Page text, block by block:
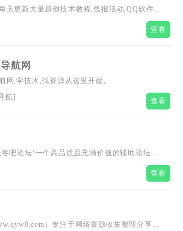
天更新大量原创技术教程,线报活动,QQ软件
刀娱乐网的基佬访问学习,给QQ爱好者们带来
查看
航网
网,学技术,找资源从这里开始。
航] 查看
吧论坛!一个高品质且充满价值的辅助论坛,一
终坚信:游戏辅助论坛排优秀的原则,尽可能实
望的辅助论坛官网。我们不生产辅助工具,只是
,例如各类学习教程,实用工具,逆向软件,我们
想说先客吧论坛真的是一个非常受人们喜爱和
查看
）专注于网络资源收集整理分享，